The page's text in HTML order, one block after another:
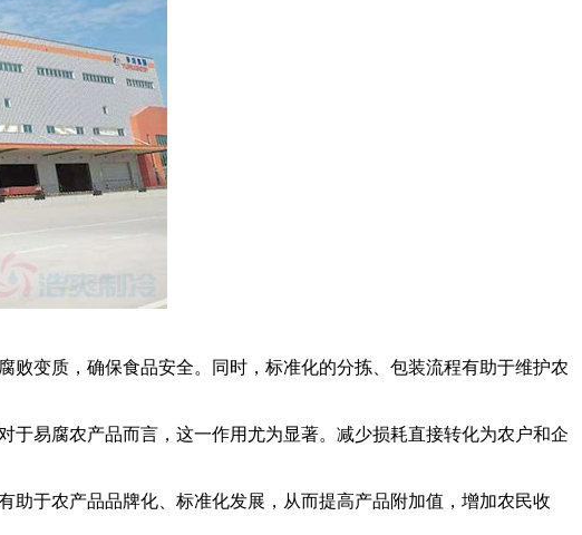
变质，确保食品安全。同时，标准化的分拣、包装流程有助于维护农
易腐农产品而言，这一作用尤为显著。减少损耗直接转化为农户和企
于农产品品牌化、标准化发展，从而提高产品附加值，增加农民收